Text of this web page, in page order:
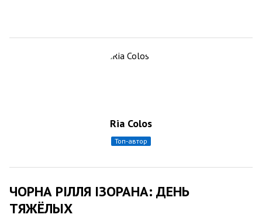
Ria Colos
топ-автор
ЧОРНА РІЛЛЯ ІЗОРАНА: ДЕНЬ
ТЯЖЁЛЫХ